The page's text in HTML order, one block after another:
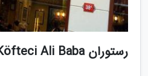
رستوران Köfteci Ali Baba